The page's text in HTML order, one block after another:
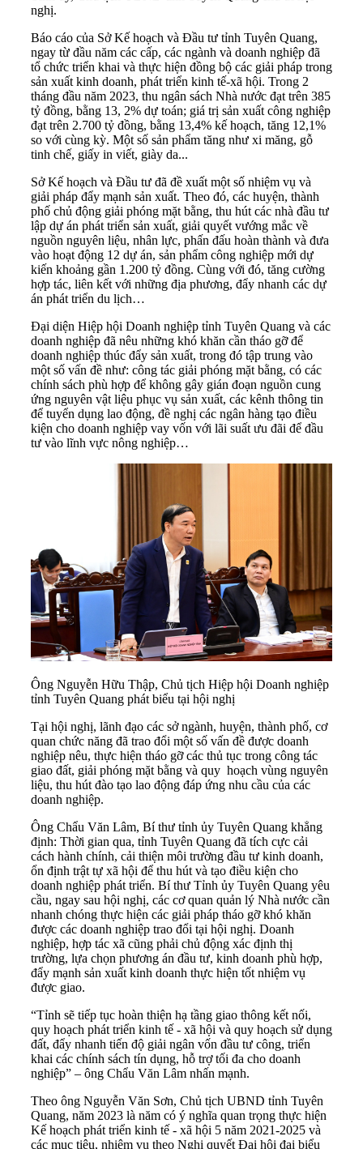
nghị.
Báo cáo của Sở Kế hoạch và Đầu tư tỉnh Tuyên Quang,
ngay từ đầu năm các cấp, các ngành và doanh nghiệp đã
tổ chức triển khai và thực hiện đồng bộ các giải pháp trong
sản xuất kinh doanh, phát triển kinh tế-xã hội. Trong 2
tháng đầu năm 2023, thu ngân sách Nhà nước đạt trên 385
tỷ đồng, bằng 13, 2% dự toán; giá trị sản xuất công nghiệp
đạt trên 2.700 tỷ đồng, bằng 13,4% kế hoạch, tăng 12,1%
so với cùng kỳ. Một số sản phẩm tăng như xi măng, gỗ
tinh chế, giấy in viết, giày da...
Sở Kế hoạch và Đầu tư đã đề xuất một số nhiệm vụ và
giải pháp đẩy mạnh sản xuất. Theo đó, các huyện, thành
phố chủ động giải phóng mặt bằng, thu hút các nhà đầu tư
lập dự án phát triển sản xuất, giải quyết vướng mắc về
nguồn nguyên liệu, nhân lực, phấn đấu hoàn thành và đưa
vào hoạt động 12 dự án, sản phẩm công nghiệp mới dự
kiến khoảng gần 1.200 tỷ đồng. Cùng với đó, tăng cường
hợp tác, liên kết với những địa phương, đẩy nhanh các dự
án phát triển du lịch…
Đại diện Hiệp hội Doanh nghiệp tỉnh Tuyên Quang và các
doanh nghiệp đã nêu những khó khăn cần tháo gỡ để
doanh nghiệp thúc đẩy sản xuất, trong đó tập trung vào
một số vấn đề như: công tác giải phóng mặt bằng, có các
chính sách phù hợp để không gây gián đoạn nguồn cung
ứng nguyên vật liệu phục vụ sản xuất, các kênh thông tin
để tuyển dụng lao động, đề nghị các ngân hàng tạo điều
kiện cho doanh nghiệp vay vốn với lãi suất ưu đãi để đầu
tư vào lĩnh vực nông nghiệp…
Ông Nguyễn Hữu Thập, Chủ tịch Hiệp hội Doanh nghiệp
tỉnh Tuyên Quang phát biểu tại hội nghị
Tại hội nghị, lãnh đạo các sở ngành, huyện, thành phố, cơ
quan chức năng đã trao đổi một số vấn đề được doanh
nghiệp nêu, thực hiện tháo gỡ các thủ tục trong công tác
giao đất, giải phóng mặt bằng và quy hoạch vùng nguyên
liệu, thu hút đào tạo lao động đáp ứng nhu cầu của các
doanh nghiệp.
Ông Chẩu Văn Lâm, Bí thư tỉnh ủy Tuyên Quang khẳng
định: Thời gian qua, tỉnh Tuyên Quang đã tích cực cải
cách hành chính, cải thiện môi trường đầu tư kinh doanh,
ổn định trật tự xã hội để thu hút và tạo điều kiện cho
doanh nghiệp phát triển. Bí thư Tỉnh ủy Tuyên Quang yêu
cầu, ngay sau hội nghị, các cơ quan quản lý Nhà nước cần
nhanh chóng thực hiện các giải pháp tháo gỡ khó khăn
được các doanh nghiệp trao đổi tại hội nghị. Doanh
nghiệp, hợp tác xã cũng phải chủ động xác định thị
trường, lựa chọn phương án đầu tư, kinh doanh phù hợp,
đẩy mạnh sản xuất kinh doanh thực hiện tốt nhiệm vụ
được giao.
“Tỉnh sẽ tiếp tục hoàn thiện hạ tầng giao thông kết nối,
quy hoạch phát triển kinh tế - xã hội và quy hoạch sử dụng
đất, đẩy nhanh tiến độ giải ngân vốn đầu tư công, triển
khai các chính sách tín dụng, hỗ trợ tối đa cho doanh
nghiệp” – ông Chẩu Văn Lâm nhấn mạnh.
Theo ông Nguyễn Văn Sơn, Chủ tịch UBND tỉnh Tuyên
Quang, năm 2023 là năm có ý nghĩa quan trọng thực hiện
Kế hoạch phát triển kinh tế - xã hội 5 năm 2021-2025 và
các mục tiêu, nhiệm vụ theo Nghị quyết Đại hội đại biểu